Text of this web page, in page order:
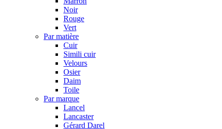
Noir
Rouge
Vert
Par matière
Cuir
Simili cuir
Velours
Osier
Daim
Toile
Par marque
Lancel
Lancaster
Gérard Darel